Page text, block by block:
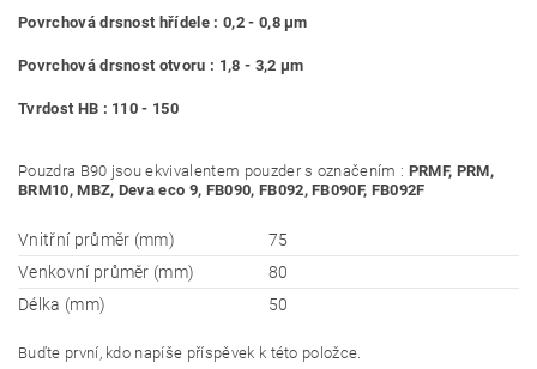
Povrchová drsnost hřídele : 0,2 - 0,8 μm
Povrchová drsnost otvoru : 1,8 - 3,2 μm
Tvrdost HB : 110 - 150
Pouzdra B90 jsou ekvivalentem pouzder s označením : PRMF, PRM,
BRM10, MBZ, Deva eco 9, FB090, FB092, FB090F, FB092F
Vnitřní průměr (mm)
75
Venkovní průměr (mm)
80
Délka (mm)
50
Buďte první, kdo napíše příspěvek k této položce.